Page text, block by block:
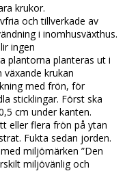
krukor.
och tillverkade av
i inomhusväxthus.
ingen
plantorna planteras ut i
krukan
med frön, för
sticklingar. Först ska
cm under kanten.
eller flera frön på ytan
Fukta sedan jorden.
miljömärken ”Den
miljövänlig och